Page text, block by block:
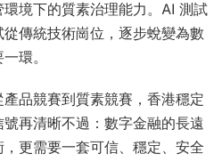
境下的質素治理能力。AI 測試
傳統技術崗位，逐步蛻變為數
環。
品競賽到質素競賽，香港穩定
再清晰不過：數字金融的長遠
更需要一套可信、穩定、安全